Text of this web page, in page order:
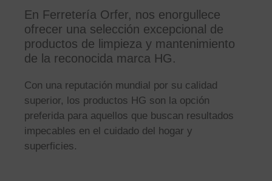
En Ferretería Orfer, nos enorgullece
ofrecer una selección excepcional de
productos de limpieza y mantenimiento
de la reconocida marca HG.
Con una reputación mundial por su calidad
superior, los productos HG son la opción
preferida para aquellos que buscan resultados
impecables en el cuidado del hogar y
superficies.